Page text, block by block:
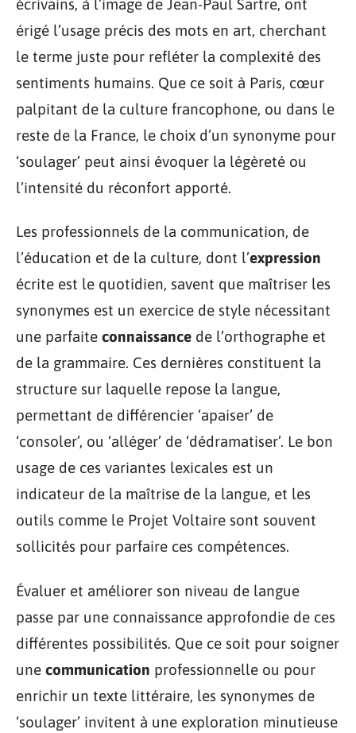
écrivains, à l’image de Jean-Paul Sartre, ont
érigé l’usage précis des mots en art, cherchant
le terme juste pour refléter la complexité des
sentiments humains. Que ce soit à Paris, cœur
palpitant de la culture francophone, ou dans le
reste de la France, le choix d’un synonyme pour
‘soulager’ peut ainsi évoquer la légèreté ou
l’intensité du réconfort apporté.
Les professionnels de la communication, de
l’éducation et de la culture, dont l’expression
écrite est le quotidien, savent que maîtriser les
synonymes est un exercice de style nécessitant
une parfaite connaissance de l’orthographe et
de la grammaire. Ces dernières constituent la
structure sur laquelle repose la langue,
permettant de différencier ‘apaiser’ de
‘consoler’, ou ‘alléger’ de ‘dédramatiser’. Le bon
usage de ces variantes lexicales est un
indicateur de la maîtrise de la langue, et les
outils comme le Projet Voltaire sont souvent
sollicités pour parfaire ces compétences.
Évaluer et améliorer son niveau de langue
passe par une connaissance approfondie de ces
différentes possibilités. Que ce soit pour soigner
une communication professionnelle ou pour
enrichir un texte littéraire, les synonymes de
‘soulager’ invitent à une exploration minutieuse